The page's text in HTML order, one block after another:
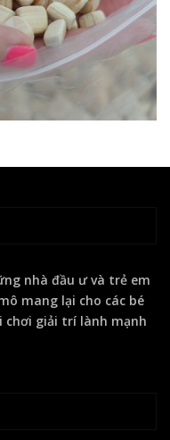
nhà đầu ư và trẻ em
mang lại cho các bé
chơi giải trí lành mạnh